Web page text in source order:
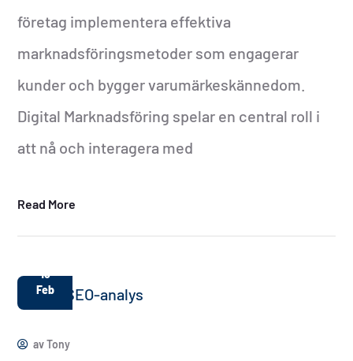
företag implementera effektiva
marknadsföringsmetoder som engagerar
kunder och bygger varumärkeskännedom.
Digital Marknadsföring spelar en central roll i
att nå och interagera med
Read More
15
Feb
avTony